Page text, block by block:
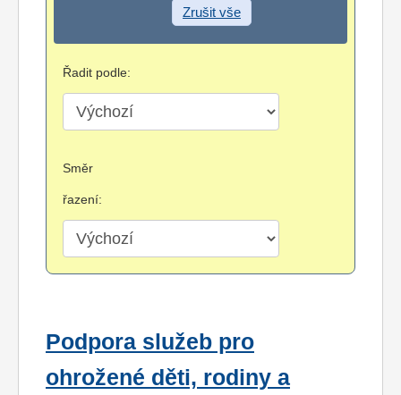
Zrušit vše
Řadit podle:
Směr
řazení:
Podpora služeb pro
ohrožené děti, rodiny a